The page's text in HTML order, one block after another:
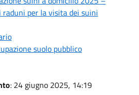
raduni per la visita dei suini
suolo pubblico
: 24 giugno 2025, 14:19